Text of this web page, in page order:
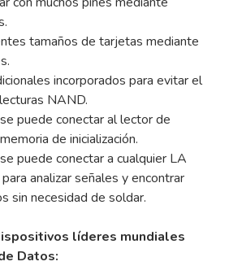
tamaños de tarjetas mediante
incorporados para evitar el
NAND.
puede conectar al lector de
de inicialización.
puede conectar a cualquier LA
analizar señales y encontrar
sin necesidad de soldar.
líderes mundiales
Datos: